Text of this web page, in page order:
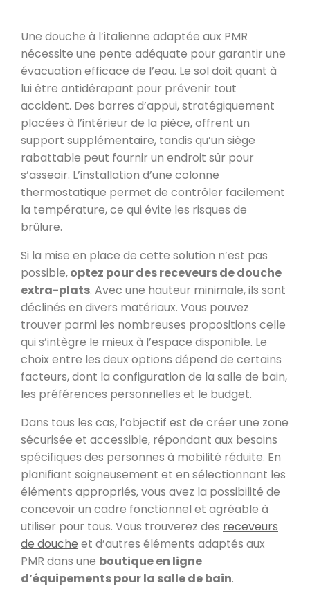
Une douche à l’italienne adaptée aux PMR
nécessite une pente adéquate pour garantir une
évacuation efficace de l’eau. Le sol doit quant à
lui être antidérapant pour prévenir tout
accident. Des barres d’appui, stratégiquement
placées à l’intérieur de la pièce, offrent un
support supplémentaire, tandis qu’un siège
rabattable peut fournir un endroit sûr pour
s’asseoir. L’installation d’une colonne
thermostatique permet de contrôler facilement
la température, ce qui évite les risques de
brûlure.
Si la mise en place de cette solution n’est pas
possible,optez pour des receveurs de douche
extra-plats. Avec une hauteur minimale, ils sont
déclinés en divers matériaux. Vous pouvez
trouver parmi les nombreuses propositions celle
qui s’intègre le mieux à l’espace disponible. Le
choix entre les deux options dépend de certains
facteurs, dont la configuration de la salle de bain,
les préférences personnelles et le budget.
Dans tous les cas, l’objectif est de créer une zone
sécurisée et accessible, répondant aux besoins
spécifiques des personnes à mobilité réduite. En
planifiant soigneusement et en sélectionnant les
éléments appropriés, vous avez la possibilité de
concevoir un cadre fonctionnel et agréable à
utiliser pour tous. Vous trouverez des receveurs
de douche et d’autres éléments adaptés aux
PMR dans une boutique en ligne
d’équipements pour la salle de bain.